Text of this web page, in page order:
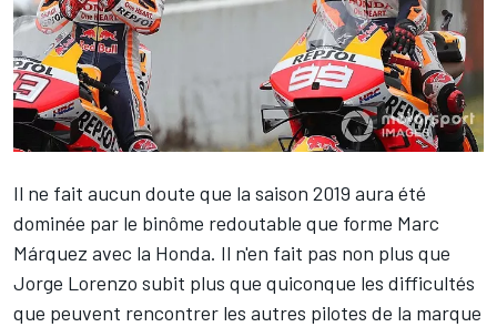
Il ne fait aucun doute que la saison 2019 aura été
dominée par le binôme redoutable que forme Marc
Márquez avec la Honda. Il n'en fait pas non plus que
Jorge Lorenzo subit plus que quiconque les difficultés
que peuvent rencontrer les autres pilotes de la marque